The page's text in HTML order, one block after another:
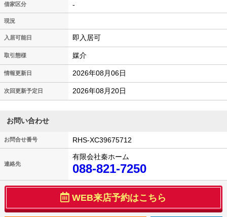
借家区分 -
現況
入居可能日 即入居可
取引態様 媒介
情報更新日 2026年08月06日
次回更新予定日 2026年08月20日
お問い合わせ
お問合せ番号 RHS-XC39675712
連絡先
有限会社秦ホーム
088-821-7250
WEB来店予約はこちら